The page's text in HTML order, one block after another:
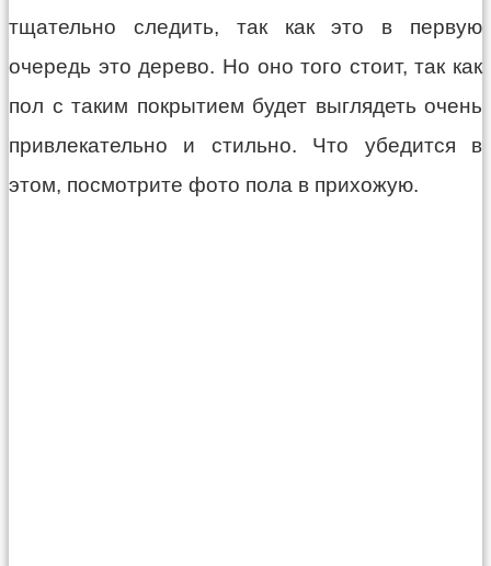
тщательно следить, так как это в первую
очередь это дерево. Но оно того стоит, так как
пол с таким покрытием будет выглядеть очень
привлекательно и стильно. Что убедится в
этом, посмотрите фото пола в прихожую.